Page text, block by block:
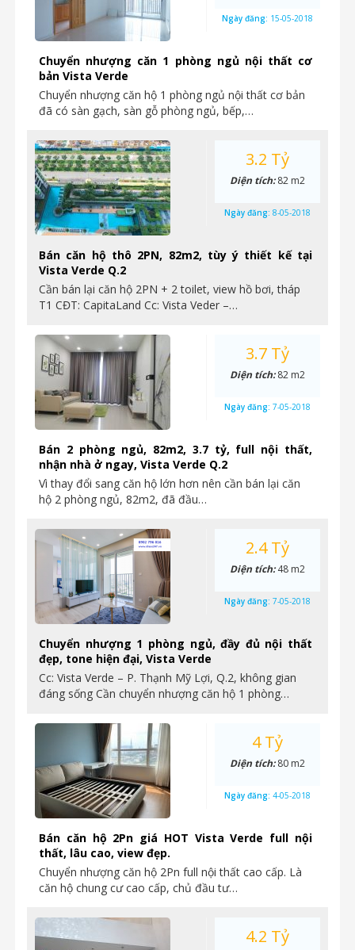
Chuyển nhượng căn 1 phòng ngủ nội thất cơ
bản Vista Verde
Chuyển nhượng căn hộ 1 phòng ngủ nội thất cơ bản
đã có sàn gạch, sàn gỗ phòng ngủ, bếp,…
Ngày đăng: 15-05-2018
Bán căn hộ thô 2PN, 82m2, tùy ý thiết kế tại
Vista Verde Q.2
Cần bán lại căn hộ 2PN + 2 toilet, view hồ bơi, tháp
T1 CĐT: CapitaLand Cc: Vista Veder –…
3.2 Tỷ
Diện tích:82 m2
Ngày đăng: 8-05-2018
Bán 2 phòng ngủ, 82m2, 3.7 tỷ, full nội thất,
nhận nhà ở ngay, Vista Verde Q.2
Vì thay đổi sang căn hộ lớn hơn nên cần bán lại căn
hộ 2 phòng ngủ, 82m2, đã đầu…
3.7 Tỷ
Diện tích:82 m2
Ngày đăng: 7-05-2018
Chuyển nhượng 1 phòng ngủ, đầy đủ nội thất
đẹp, tone hiện đại, Vista Verde
Cc: Vista Verde – P. Thạnh Mỹ Lợi, Q.2, không gian
đáng sống Cần chuyển nhượng căn hộ 1 phòng…
2.4 Tỷ
Diện tích:48 m2
Ngày đăng: 7-05-2018
Bán căn hộ 2Pn giá HOT Vista Verde full nội
thất, lâu cao, view đẹp.
Chuyển nhượng căn hộ 2Pn full nội thất cao cấp. Là
căn hộ chung cư cao cấp, chủ đầu tư…
4 Tỷ
Diện tích:80 m2
Ngày đăng: 4-05-2018
4.2 Tỷ